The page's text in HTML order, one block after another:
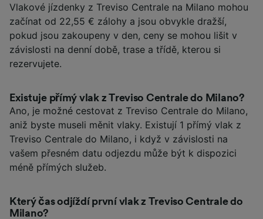
Vlakové jízdenky z Treviso Centrale na Milano mohou
začínat od 22,55 € zálohy a jsou obvykle dražší,
pokud jsou zakoupeny v den, ceny se mohou lišit v
závislosti na denní době, trase a třídě, kterou si
rezervujete.
Existuje přímý vlak z Treviso Centrale do Milano?
Ano, je možné cestovat z Treviso Centrale do Milano,
aniž byste museli měnit vlaky. Existují 1 přímý vlak z
Treviso Centrale do Milano, i když v závislosti na
vašem přesném datu odjezdu může být k dispozici
méně přímých služeb.
Který čas odjíždí první vlak z Treviso Centrale do
Milano?